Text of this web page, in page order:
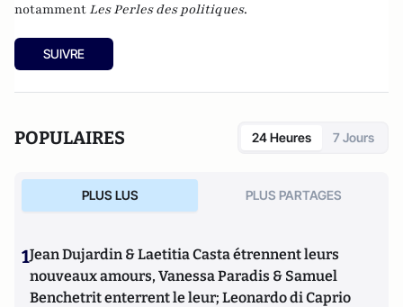
notamment Les Perles des politiques.
SUIVRE
POPULAIRES 24 Heures 7 Jours
PLUS LUS PLUS PARTAGES
1Jean Dujardin & Laetitia Casta étrennent leurs
nouveaux amours, Vanessa Paradis & Samuel
Benchetrit enterrent le leur; Leonardo di Caprio